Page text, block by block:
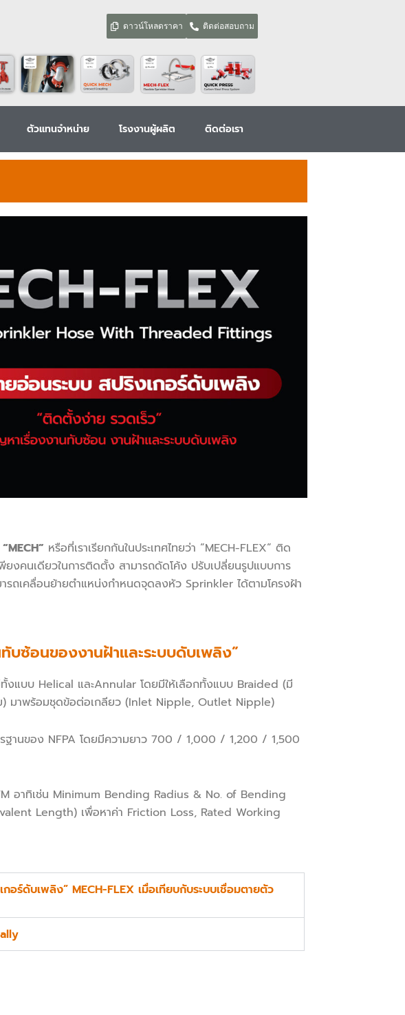
ดาวน์โหลดราคา ติดต่อสอบถาม
ตัวแทนจำหน่าย โรงงานผู้ผลิต ติดต่อเรา
หรือที่เราเรียกกันในประเทศไทยว่า “MECH-FLEX“ ติด
ยงคนเดียวในการติดตั้ง สามารถดัดโค้ง ปรับเปลี่ยนรูปแบบการ
รถเคลื่อนย้ายตำแหน่งกำหนดจุดลงหัว Sprinkler ได้ตามโครงฝ้า
บซ้อนของงานฝ้าและระบบดับเพลิง”
แบบ Helical และAnnular โดยมีให้เลือกทั้งแบบ Braided (มี
มาพร้อมชุดข้อต่อเกลียว (Inlet Nipple, Outlet Nipple)
านของ NFPA โดยมีความยาว 700 / 1,000 / 1,200 / 1,500
อาทิเช่น Minimum Bending Radius & No. of Bending
Length) เพื่อหาค่า Friction Loss, Rated Working
ร์ดับเพลิง” MECH-FLEX เมื่อเทียบกับระบบเชื่อมตายตัว